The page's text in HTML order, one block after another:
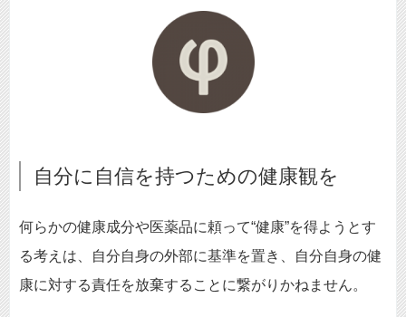
自分に自信を持つための健康観を
何らかの健康成分や医薬品に頼って“健康”を得ようとす
る考えは、自分自身の外部に基準を置き、自分自身の健
康に対する責任を放棄することに繋がりかねません。